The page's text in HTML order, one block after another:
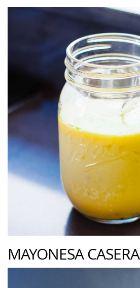
MAYONESA CASERA